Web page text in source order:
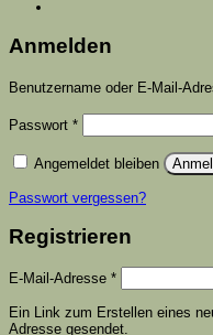
Anmelden
Benutzername oder E-Mail-
Passwort *Erforderlich
Angemeldet bleiben
Passwort vergessen?
Registrieren
E-Mail-Adresse *Erforderlich
Ein Link zum Erstellen eines
Adresse gesendet.